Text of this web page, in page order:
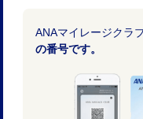
ANAマイレージクラ
の番号です。